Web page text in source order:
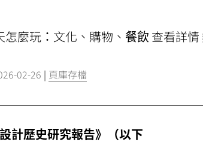
麼玩：文化、購物、 餐飲 查看詳情
02-26 | 頁庫存檔
計歷史研究報告》（以下